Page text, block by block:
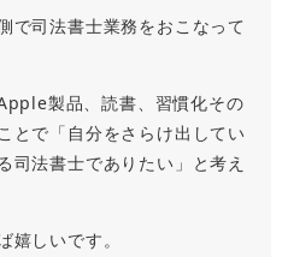
で司法書士業務をおこなって
製品、読書、習慣化その
とで「自分をさらけ出してい
司法書士でありたい」と考え
嬉しいです。